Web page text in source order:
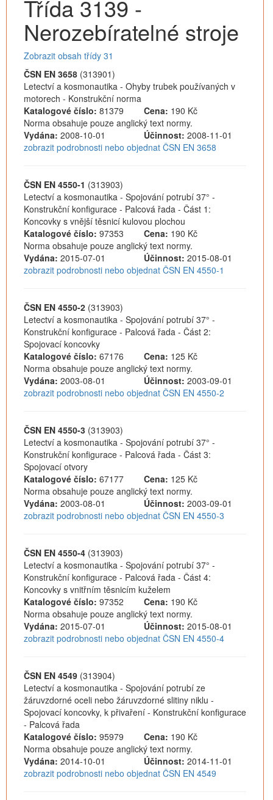
Třída 3139 -
Nerozebíratelné stroje
Zobrazit obsah třídy 31
ČSN EN 3658 (313901)
Letectví a kosmonautika - Ohyby trubek používaných v
motorech - Konstrukční norma
Katalogové číslo: 81379 Cena: 190 Kč
Norma obsahuje pouze anglický text normy.
Vydána: 2008-10-01 Účinnost: 2008-11-01
zobrazit podrobnosti nebo objednat ČSN EN 3658
ČSN EN 4550-1 (313903)
Letectví a kosmonautika - Spojování potrubí 37° -
Konstrukční konfigurace - Palcová řada - Část 1:
Koncovky s vnější těsnicí kulovou plochou
Katalogové číslo: 97353 Cena: 190 Kč
Norma obsahuje pouze anglický text normy.
Vydána: 2015-07-01 Účinnost: 2015-08-01
zobrazit podrobnosti nebo objednat ČSN EN 4550-1
ČSN EN 4550-2 (313903)
Letectví a kosmonautika - Spojování potrubí 37° -
Konstrukční konfigurace - Palcová řada - Část 2:
Spojovací koncovky
Katalogové číslo: 67176 Cena: 125 Kč
Norma obsahuje pouze anglický text normy.
Vydána: 2003-08-01 Účinnost: 2003-09-01
zobrazit podrobnosti nebo objednat ČSN EN 4550-2
ČSN EN 4550-3 (313903)
Letectví a kosmonautika - Spojování potrubí 37° -
Konstrukční konfigurace - Palcová řada - Část 3:
Spojovací otvory
Katalogové číslo: 67177 Cena: 125 Kč
Norma obsahuje pouze anglický text normy.
Vydána: 2003-08-01 Účinnost: 2003-09-01
zobrazit podrobnosti nebo objednat ČSN EN 4550-3
ČSN EN 4550-4 (313903)
Letectví a kosmonautika - Spojování potrubí 37° -
Konstrukční konfigurace - Palcová řada - Část 4:
Koncovky s vnitřním těsnicím kuželem
Katalogové číslo: 97352 Cena: 190 Kč
Norma obsahuje pouze anglický text normy.
Vydána: 2015-07-01 Účinnost: 2015-08-01
zobrazit podrobnosti nebo objednat ČSN EN 4550-4
ČSN EN 4549 (313904)
Letectví a kosmonautika - Spojování potrubí ze
žáruvzdorné oceli nebo žáruvzdorné slitiny niklu -
Spojovací koncovky, k přivaření - Konstrukční konfigurace
- Palcová řada
Katalogové číslo: 95979 Cena: 190 Kč
Norma obsahuje pouze anglický text normy.
Vydána: 2014-10-01 Účinnost: 2014-11-01
zobrazit podrobnosti nebo objednat ČSN EN 4549